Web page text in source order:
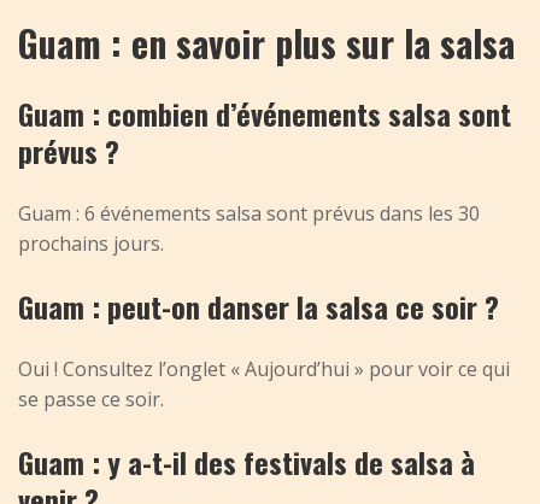
Guam : en savoir plus sur la salsa
Guam : combien d’événements salsa sont
prévus ?
Guam : 6 événements salsa sont prévus dans les 30
prochains jours.
Guam : peut-on danser la salsa ce soir ?
Oui ! Consultez l’onglet « Aujourd’hui » pour voir ce qui
se passe ce soir.
Guam : y a-t-il des festivals de salsa à